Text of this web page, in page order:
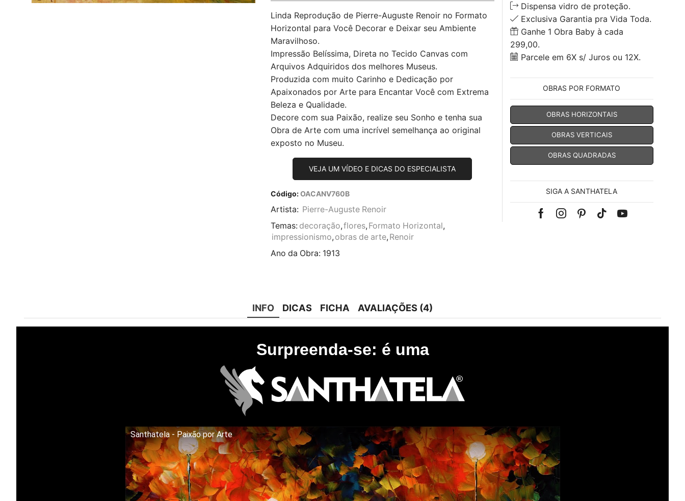
Linda Reprodução de Pierre-Auguste Renoir no Formato
Horizontal para Você Decorar e Deixar seu Ambiente
Maravilhoso.
Impressão Belíssima, Direta no Tecido Canvas com
Arquivos Adquiridos dos melhores Museus.
Produzida com muito Carinho e Dedicação por
Apaixonados por Arte para Encantar Você com Extrema
Beleza e Qualidade.
Decore com sua Paixão, realize seu Sonho e tenha sua
Obra de Arte com uma incrível semelhança ao original
exposto no Museu.
VEJA UM VÍDEO E DICAS DO ESPECIALISTA
Código:OACANV760B
Artista: Pierre-Auguste Renoir
Temas: decoração,flores, Formato Horizontal,
impressionismo, obras de arte, Renoir
Ano da Obra: 1913
Dispensa vidro de proteção.
Exclusiva Garantia pra Vida Toda.
Ganhe 1 Obra Baby à cada
299,00.
Parcele em 6X s/ Juros ou 12X.
OBRAS POR FORMATO
OBRAS HORIZONTAIS
OBRAS VERTICAIS
OBRAS QUADRADAS
SIGA A SANTHATELA
FacebookInstagramPinterest
Tik-Youtube
INFO DICAS FICHA AVALIAÇÕES (4)
Surpreenda-se: é uma
Santhatela - Paixão por Arte